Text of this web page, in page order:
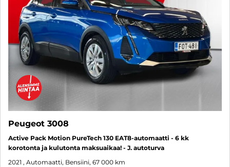
Peugeot 3008
Active Pack Motion PureTech 130 EAT8-automaatti - 6 kk
korotonta ja kulutonta maksuaikaa! - J. autoturva
2021 , Automaatti, Bensiini, 67 000 km